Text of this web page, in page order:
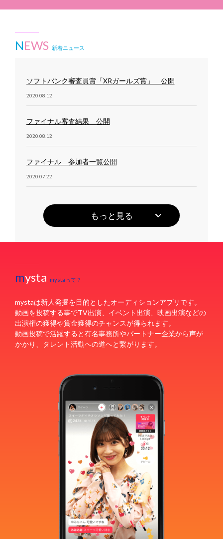
NEWS 新着ニュース
ソフトバンク審査員賞「XRガールズ賞」 公開
2020.08.12
ファイナル審査結果 公開
2020.08.12
ファイナル 参加者一覧公開
2020.07.22
2020.07.22
セミファイナリスト ブロック分け公開
セミファイナリスト 公開
2020.07.01
2次審査進出者 ブロック分け公開
2020.06.16
もっと見る
mysta mystaって？
mystaは新人発掘を目的としたオーディションアプリです。
動画を投稿する事でTV出演、イベント出演、映画出演などの
出演権の獲得や賞金獲得のチャンスが得られます。
動画投稿で活躍すると有名事務所やパートナー企業から声が
かかり、タレント活動への道へと繋がります。